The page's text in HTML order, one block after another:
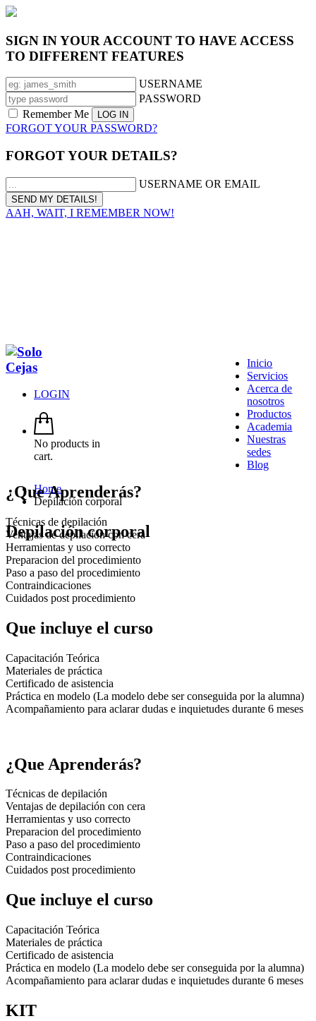
SIGN IN YOUR ACCOUNT TO HAVE ACCESS
TO DIFFERENT FEATURES
USERNAME
PASSWORD
Remember Me
FORGOT YOUR PASSWORD?
FORGOT YOUR DETAILS?
USERNAME OR EMAIL
AAH, WAIT, I REMEMBER NOW!
LOGIN
No products in
cart.
Inicio
Servicios
Acerca de
nosotros
Productos
Academia
Nuestras
sedes
Blog
Home
Depilación corporal
Depilación corporal
¿Que Aprenderás?
Técnicas de depilación
Ventajas de depilación con cera
Herramientas y uso correcto
Preparacion del procedimiento
Paso a paso del procedimiento
Contraindicaciones
Cuidados post procedimiento
Que incluye el curso
Capacitación Teórica
Materiales de práctica
Certificado de asistencia
Práctica en modelo (La modelo debe ser conseguida por la alumna)
Acompañamiento para aclarar dudas e inquietudes durante 6 meses
¿Que Aprenderás?
Técnicas de depilación
Ventajas de depilación con cera
Herramientas y uso correcto
Preparacion del procedimiento
Paso a paso del procedimiento
Contraindicaciones
Cuidados post procedimiento
Que incluye el curso
Capacitación Teórica
Materiales de práctica
Certificado de asistencia
Práctica en modelo (La modelo debe ser conseguida por la alumna)
Acompañamiento para aclarar dudas e inquietudes durante 6 meses
KIT